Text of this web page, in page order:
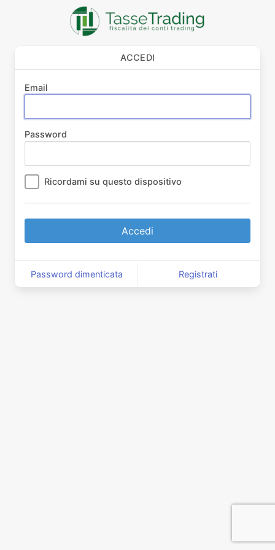
ACCEDI
Email
Password
Ricordami su questo dispositivo
Accedi
Password dimenticata Registrati